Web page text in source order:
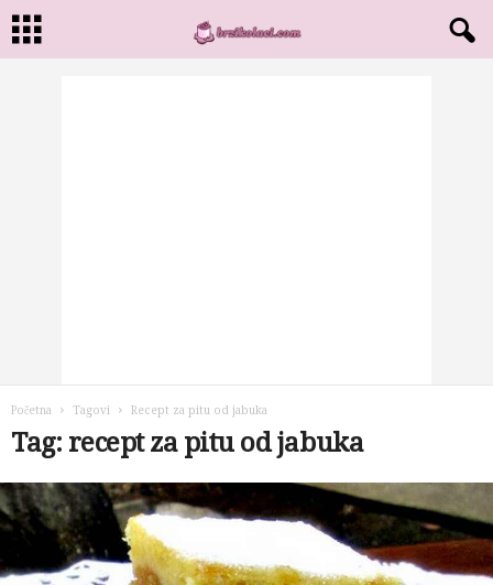
Početna Tagovi Recept za pitu od jabuka
Tag: recept za pitu od jabuka